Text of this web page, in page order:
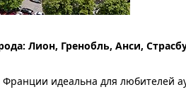
Лион, Гренобль, Анси,
Франции идеальна для любителей